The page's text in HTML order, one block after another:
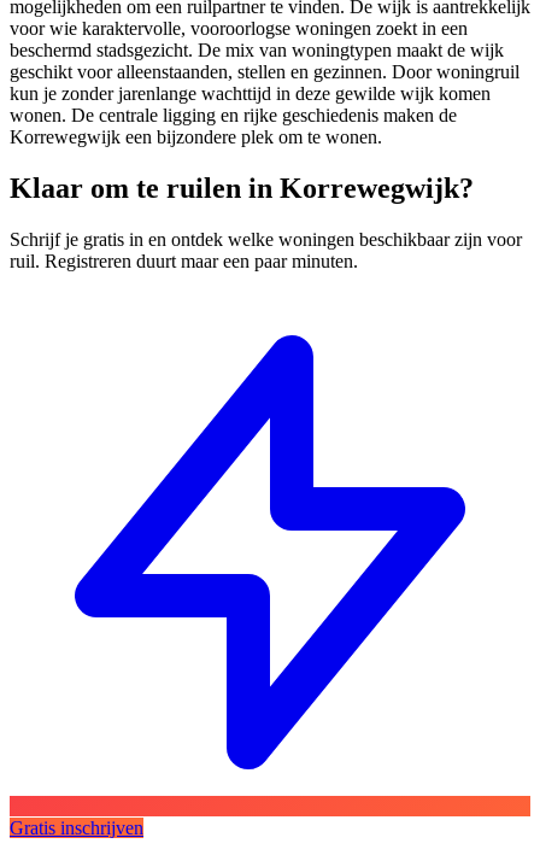
mogelijkheden om een ruilpartner te vinden. De wijk is aantrekkelijk
voor wie karaktervolle, vooroorlogse woningen zoekt in een
beschermd stadsgezicht. De mix van woningtypen maakt de wijk
geschikt voor alleenstaanden, stellen en gezinnen. Doorwoningruil
kun je zonder jarenlange wachttijd in deze gewilde wijk komen
wonen. De centrale ligging en rijke geschiedenis maken de
Korrewegwijk een bijzondere plek om te wonen.
Klaar om te ruilen in Korrewegwijk?
Schrijf je gratis in en ontdek welke woningen beschikbaar zijn voor
ruil. Registreren duurt maar een paar minuten.
Gratis inschrijven